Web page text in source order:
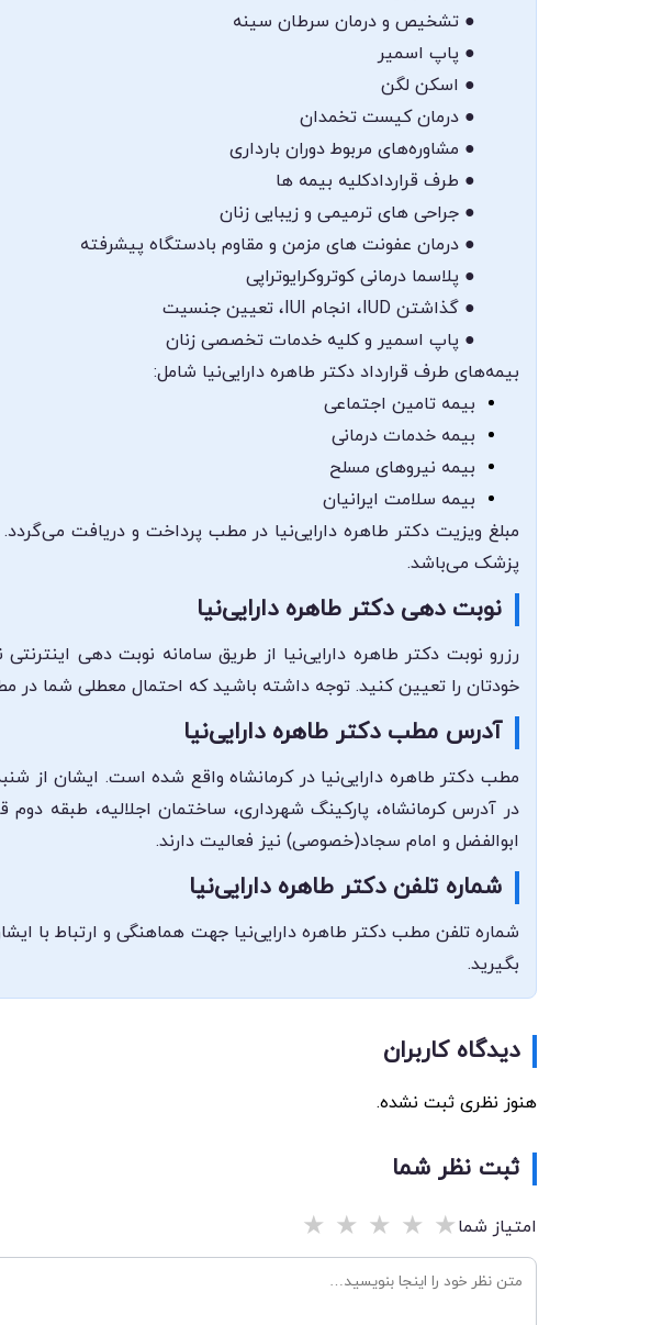
● تشخیص و درمان سرطان سینه
● پاپ اسمیر
● اسکن لگن
● درمان کیست تخمدان
● مشاوره‌های مربوط دوران بارداری
● طرف قراردادکلیه بیمه ها
● جراحی های ترمیمی و زیبایی زنان
● درمان عفونت های مزمن و مقاوم بادستگاه پیشرفته
● پلاسما درمانی کوتروکرایوتراپی
● گذاشتن IUD، انجام IUI، تعیین جنسیت
● پاپ اسمیر و کلیه خدمات تخصصی زنان
بیمه‌های طرف قرارداد دکتر طاهره دارایی‌نیا شامل:
بیمه تامین اجتماعی
بیمه خدمات درمانی
بیمه نیروهای مسلح
بیمه سلامت ایرانیان
مبلغ ویزیت دکتر طاهره دارایی‌نیا در مطب پرداخت و دریافت
پزشک می‌باشد.
نوبت دهی دکتر طاهره دارایی‌نیا
رزرو نوبت دکتر طاهره دارایی‌نیا از طریق سامانه نوبت دهی
خودتان را تعیین کنید. توجه داشته باشید که احتمال معطلی شما در مطب حداقل
آدرس مطب دکتر طاهره دارایی‌نیا
مطب دکتر طاهره دارایی‌نیا در کرمانشاه واقع شده است. ایشان از
در آدرس کرمانشاه، پارکینگ شهرداری، ساختمان اجلالیه، طبقه
ابوالفضل و امام سجاد(خصوصی) نیز فعالیت دارند.
شماره تلفن دکتر طاهره دارایی‌نیا
بگیرید.
دیدگاه کاربران
هنوز نظری ثبت نشده.
ثبت نظر شما
امتیاز شما★
★
★
★
★